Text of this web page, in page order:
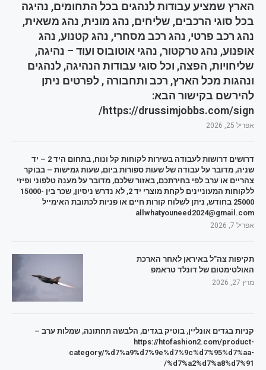
הארץ שמציע עבודות לנהגים בכל התחומים, נהיגה
בכל סוגי הרכבים, שליחים, נהג מונית, נהג משאית,
נהג רכב פרטי, נהג רכב מסחרי, נהג קטנוע, נהג
אופנוע, נהג טרקטור, נהגי אוטובוס ועוד – נהיגה,
שליחויות, הפצה, וכל סוגי עבודות הנהיגה, לנהגים
ונהגות מכל הארץ, רכב ותחבורה , לפרטים ניתן
להירשם בקישור הבא:
https://drussimjobbs.com/sign/
אפריל 25, 2026
דרושים דרושות לעבודה בשירות לקוחות קל ונוח, בתחום היד 2 – יד
שניה, מדובר על עבודה של שעות ספורות ביום, שעות גמישות – בבוקר
צהריים או ערב לפי בחירתכם, באזור שלכם, מדובר על מענה טלפוני ופיזי
ללקוחות המעוניינים לקחת מוצרי יד 2, לא נדרש ניסיון, שכר בין 15000-
25000 בחודש, ניתן לשלוח קורות חיים או פניות לכתובת האימייל
allwhatyouneed2024@gmail.com
אפריל 7, 2026
תקיפות צה"ל באיראן לאחר הארכת
האולטימטום של דונלד טראמפ
מרץ 27, 2026
קניות בגדים אונליין, בוטיק בגדים, הלבשה תחתונה, שמלות ערב –
https://htofashion2.com/product-
category/%d7%a9%d7%9e%d7%9c%d7%95%d7%aa-
%d7%a2%d7%a8%d7%91/